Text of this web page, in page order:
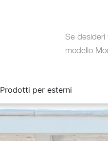
Se desideri
modello
Prodotti per esterni